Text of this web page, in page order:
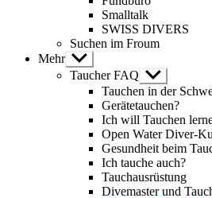
Smalltalk
SWISS DIVERS
Suchen im Froum
Mehr Untermenü
anzeigen
Taucher FAQ Untermenü
anzeigen
Tauchen in der
Gerätetauchen?
Ich will Tauchen
Open Water Diver-
Gesundheit beim
Ich tauche auch?
Tauchausrüstung
Divemaster und